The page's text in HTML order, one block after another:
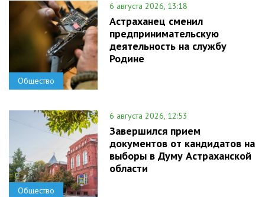
Общество
6 августа 2026, 13:18
Астраханец сменил
предпринимательскую
деятельность на службу
Родине
Общество
6 августа 2026, 12:53
Завершился прием
документов от кандидатов на
выборы в Думу Астраханской
области